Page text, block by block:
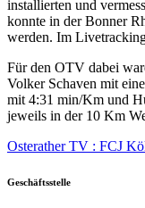
installierten und
konnte in der Bonner
werden. Im
Für den OTV dabei
Volker Schaven mit
mit 4:31 min/Km und
jeweils in der 10 Km
Osterather TV : FCJ
Geschäftsstelle